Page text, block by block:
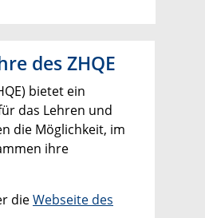
des ZHQE
bietet ein
das Lehren und
die Möglichkeit, im
ihre
dieWebseite des